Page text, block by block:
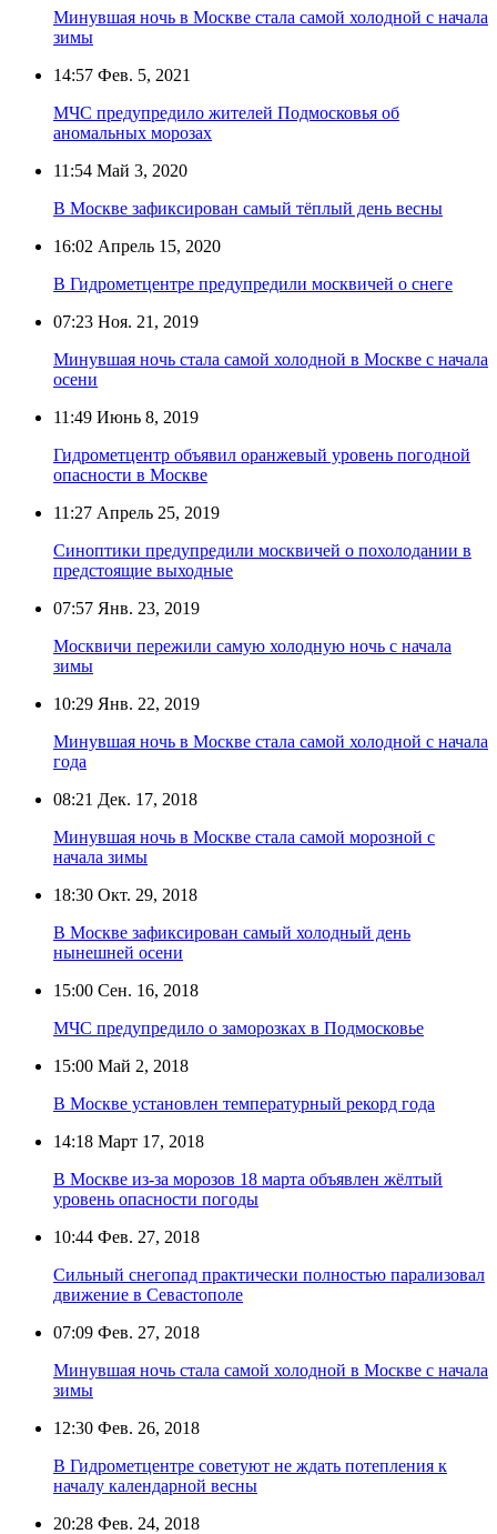
Минувшая ночь в Москве стала самой холодной с начала
зимы
14:57 Фев. 5, 2021
МЧС предупредило жителей Подмосковья об
аномальных морозах
11:54 Май 3, 2020
В Москве зафиксирован самый тёплый день весны
16:02 Апрель 15, 2020
В Гидрометцентре предупредили москвичей о снеге
07:23 Ноя. 21, 2019
Минувшая ночь стала самой холодной в Москве с начала
осени
11:49 Июнь 8, 2019
Гидрометцентр объявил оранжевый уровень погодной
опасности в Москве
11:27 Апрель 25, 2019
Синоптики предупредили москвичей о похолодании в
предстоящие выходные
07:57 Янв. 23, 2019
Москвичи пережили самую холодную ночь с начала
зимы
10:29 Янв. 22, 2019
Минувшая ночь в Москве стала самой холодной с начала
года
08:21 Дек. 17, 2018
Минувшая ночь в Москве стала самой морозной с
начала зимы
18:30 Окт. 29, 2018
В Москве зафиксирован самый холодный день
нынешней осени
15:00 Сен. 16, 2018
МЧС предупредило о заморозках в Подмосковье
15:00 Май 2, 2018
В Москве установлен температурный рекорд года
14:18 Март 17, 2018
В Москве из-за морозов 18 марта объявлен жёлтый
уровень опасности погоды
10:44 Фев. 27, 2018
Сильный снегопад практически полностью парализовал
движение в Севастополе
07:09 Фев. 27, 2018
Минувшая ночь стала самой холодной в Москве с начала
зимы
12:30 Фев. 26, 2018
В Гидрометцентре советуют не ждать потепления к
началу календарной весны
20:28 Фев. 24, 2018